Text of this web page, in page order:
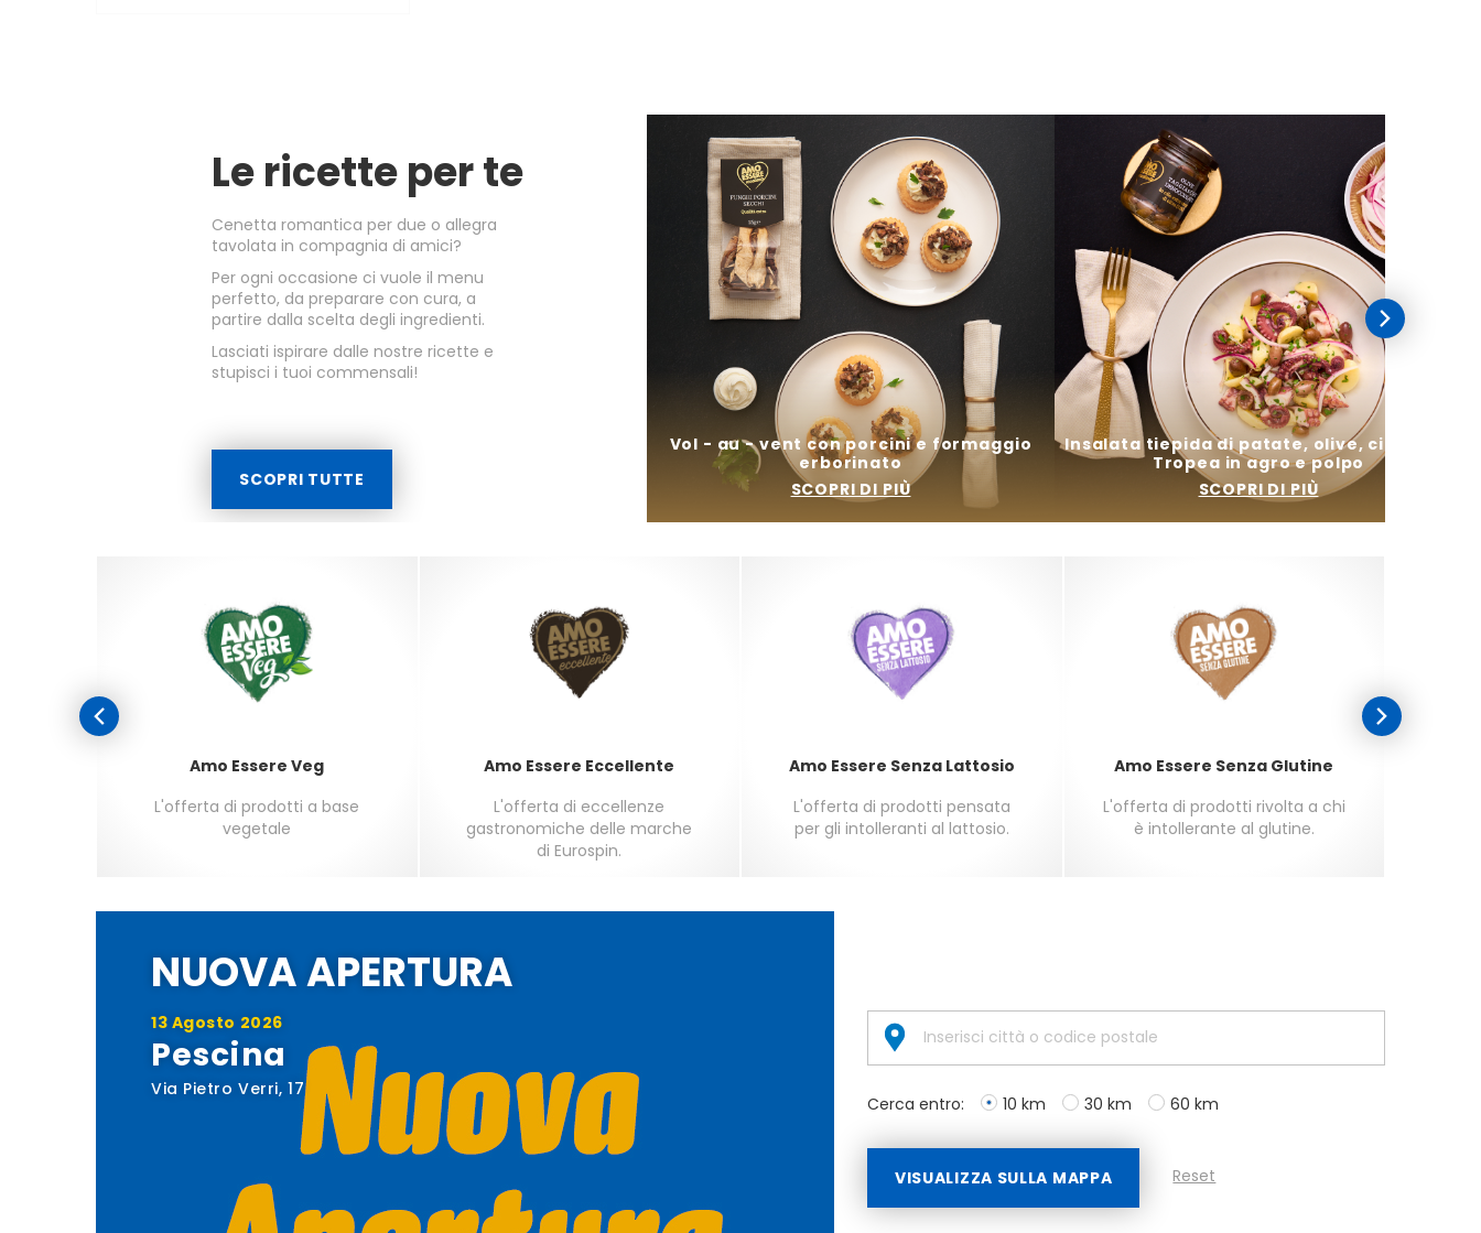
Le ricette per te
Cenetta romantica per due o allegra
tavolata in compagnia di amici?
Per ogni occasione ci vuole il menu
perfetto, da preparare con cura, a
partire dalla scelta degli ingredienti.
Lasciati ispirare dalle nostre ricette e
stupisci i tuoi commensali!
SCOPRI TUTTE
Vol - au - vent con porcini e formaggio
erborinato
SCOPRI DI PIÙ
Insalata tiepida di patate, olive, cipolla di
Tropea in agro e polpo
SCOPRI DI PIÙ
Amo Essere Veg
L'offerta di prodotti a base
vegetale
Amo Essere Eccellente
L'offerta di eccellenze
gastronomiche delle marche
di Eurospin.
Amo Essere Senza Lattosio
L'offerta di prodotti pensata
per gli intolleranti al lattosio.
Amo Essere Senza Glutine
L'offerta di prodotti rivolta a chi
è intollerante al glutine.
NUOVA APERTURA
13 Agosto 2026
Pescina
Via Pietro Verri, 17
Cerca entro: 10 km 30 km 60 km
VISUALIZZA SULLA MAPPA Reset